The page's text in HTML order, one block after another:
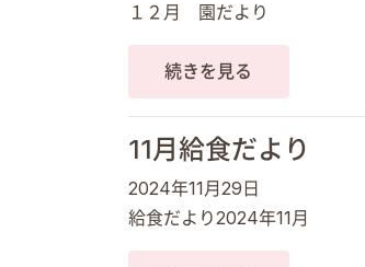
１２月 園だより
続きを見る
11月給食だより
2024年11月29日
給食だより2024年11月